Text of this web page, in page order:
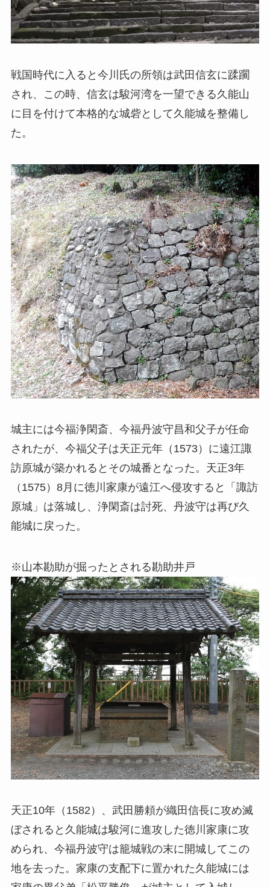
戦国時代に入ると今川氏の所領は武田信玄に蹂躙
され、この時、信玄は駿河湾を一望できる久能山
に目を付けて本格的な城砦として久能城を整備し
た。
城主には今福浄閑斎、今福丹波守昌和父子が任命
されたが、今福父子は天正元年（1573）に遠江諏
訪原城が築かれるとその城番となった。天正3年
（1575）8月に徳川家康が遠江へ侵攻すると「諏訪
原城」は落城し、浄閑斎は討死、丹波守は再び久
能城に戻った。
※山本勘助が掘ったとされる勘助井戸
天正10年（1582）、武田勝頼が織田信長に攻め滅
ぼされると久能城は駿河に進攻した徳川家康に攻
められ、今福丹波守は籠城戦の末に開城してこの
地を去った。家康の支配下に置かれた久能城には